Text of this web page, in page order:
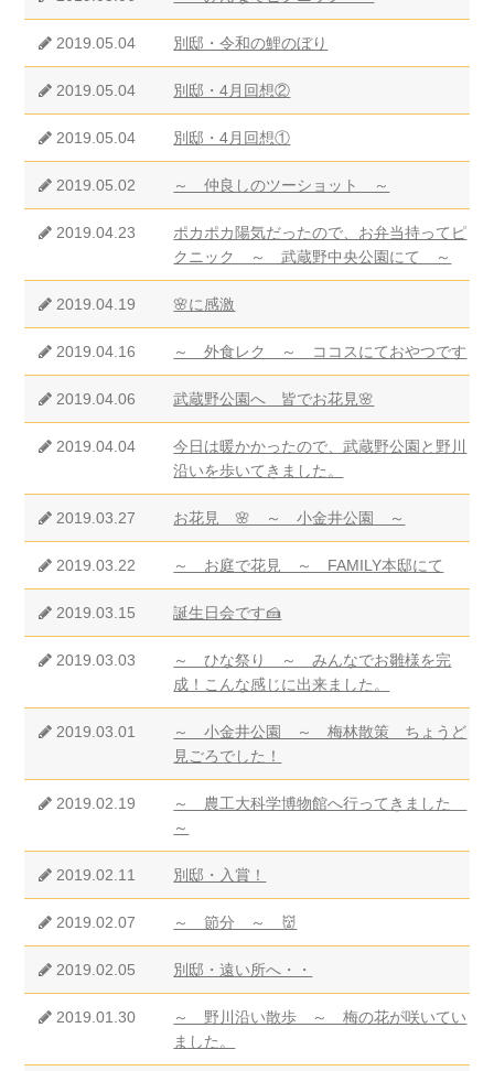
2019.05.04 別邸・令和の鯉のぼり
2019.05.04 別邸・4月回想②
2019.05.04 別邸・4月回想①
2019.05.02 ～ 仲良しのツーショット ～
2019.04.23
ポカポカ陽気だったので、お弁当持ってピ
クニック ～ 武蔵野中央公園にて ～
2019.04.19 🌸に感激
2019.04.16 ～ 外食レク ～ ココスにておやつです
2019.04.06 武蔵野公園へ 皆でお花見🌸
2019.04.04
今日は暖かかったので、武蔵野公園と野川
沿いを歩いてきました。
2019.03.27 お花見 🌸 ～ 小金井公園 ～
2019.03.22 ～ お庭で花見 ～ FAMILY本邸にて
2019.03.15 誕生日会です🍰
2019.03.03
～ ひな祭り ～ みんなでお雛様を完
成！こんな感じに出来ました。
2019.03.01
～ 小金井公園 ～ 梅林散策 ちょうど
見ごろでした！
2019.02.19
～ 農工大科学博物館へ行ってきました
～
2019.02.11 別邸・入賞！
2019.02.07 ～ 節分 ～ 👹
2019.02.05 別邸・遠い所へ・・
2019.01.30
～ 野川沿い散歩 ～ 梅の花が咲いてい
ました。